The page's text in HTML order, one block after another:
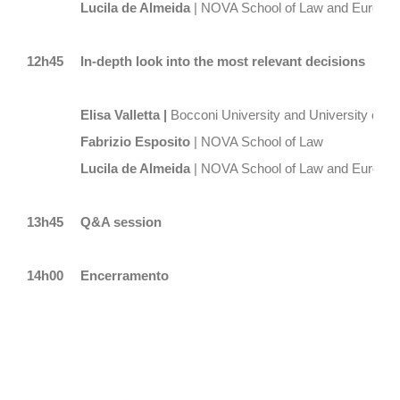
Lucila de Almeida | NOVA School of Law and
12h45 In-depth look into the most relevant decisions
Elisa Valletta | Bocconi University and University of
Fabrizio Esposito | NOVA School of Law
Lucila de Almeida | NOVA School of Law and
13h45 Q&A session
14h00 Encerramento